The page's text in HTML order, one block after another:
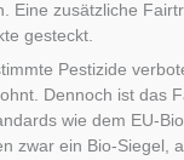
Eine zusätzliche
gesteckt.
Pestizide
Dennoch ist das
wie dem EU-
zwar ein Bio-Siegel,